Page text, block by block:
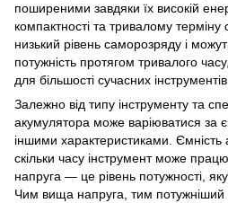
поширеними завдяки їх високій
компактності та тривалому
низький рівень саморозряду і
потужність протягом тривалого
для більшості сучасних
Залежно від типу інструменту та
акумулятора може варіюватися за
іншими характеристиками. Ємність
скільки часу інструмент може
напруга — це рівень потужності,
Чим вища напруга, тим потужніший